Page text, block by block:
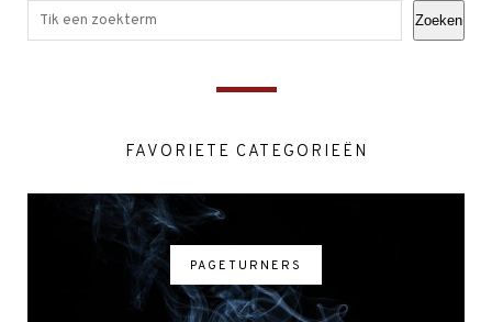
Zoeken
FAVORIETE CATEGORIEËN
PAGETURNERS